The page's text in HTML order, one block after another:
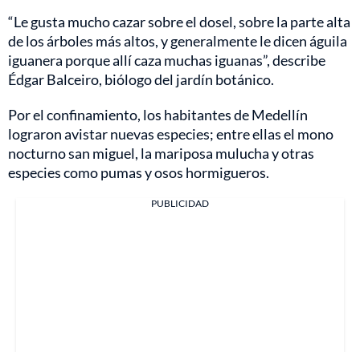
“Le gusta mucho cazar sobre el dosel, sobre la parte alta
de los árboles más altos, y generalmente le dicen águila
iguanera porque allí caza muchas iguanas”, describe
Édgar Balceiro, biólogo del jardín botánico.
Por el confinamiento, los habitantes de Medellín
lograron avistar nuevas especies; entre ellas el mono
nocturno san miguel, la mariposa mulucha y otras
especies como pumas y osos hormigueros.
PUBLICIDAD